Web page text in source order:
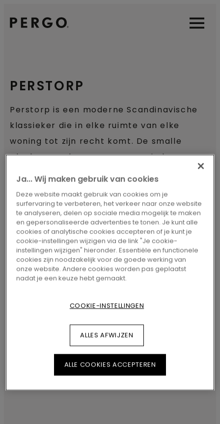
OpenOpen
PERSTORP
Perstorp is een moderne Scandinavische
klassieker die in elke ruimte van elke
woning tot zijn recht komt. De smalle
planken zonder voegen geven je kamers
een eindeloos effect, ongeacht hun
eerbetoon aan het Zweedse dorp waar de
laminaatvloer ooit werd ontwikkeld. De
designs zijn dan ook sterk geïnspireerd op
het Scandinavische erfgoed. De
beschermende TitanX™‑toplaag biedt
Perstorp een hoge weerstand tegen
Perstorp is snel en eenvoudig te
installeren dankzij het
Uniclic™‑kliksysteem.
Ja... Wij maken gebruik van cookies
Deze website maakt gebruik van cookies om je
surfervaring te verbeteren, het verkeer naar onze website
te analyseren, delen op sociale media mogelijk te maken
en gepersonaliseerde advertenties te tonen. Je kunt alle
cookies of analytische cookies accepteren of je kunt je
cookie-instellingen wijzigen via de link "Je cookie-
instellingen wijzigen" hieronder. Essentiële en functionele
cookies zijn noodzakelijk voor de goede werking van
onze website. Andere cookies worden pas geplaatst
nadat je een keuze hebt gemaakt.
COOKIE-INSTELLINGEN
ALLES AFWIJZEN
ALLE COOKIES ACCEPTEREN